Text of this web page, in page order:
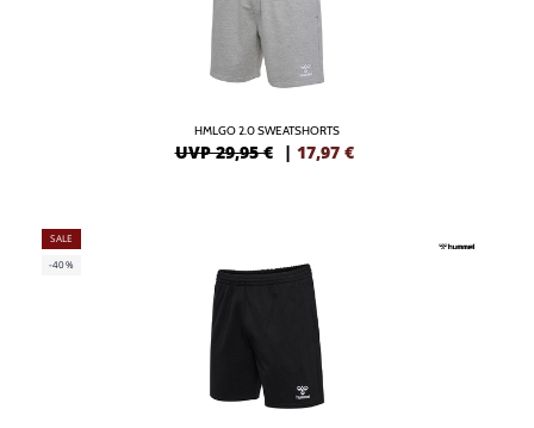
HMLGO 2.0 SWEATSHORTS
UVP 29,95 € | 17,97 €
SALE
-40%